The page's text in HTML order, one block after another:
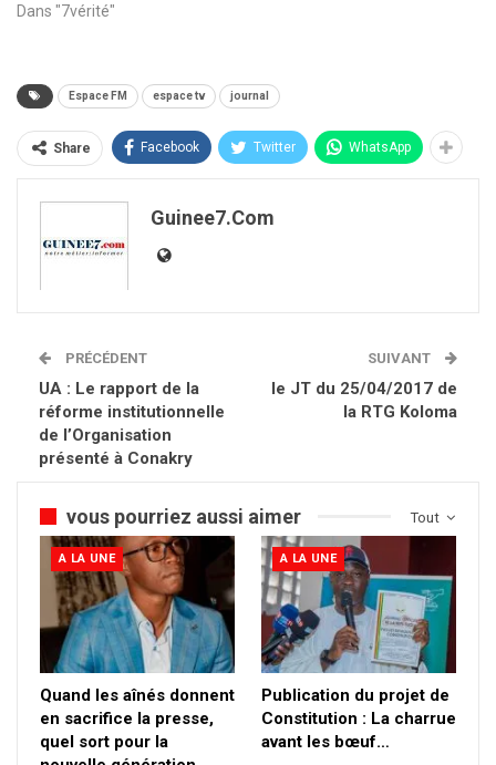
Dans "7vérité"
Espace FM espace tv journal
Share Facebook Twitter WhatsApp
Guinee7.com
PRÉCÉDENT
UA : Le rapport de la
réforme institutionnelle
de l’Organisation
présenté à Conakry
SUIVANT
le JT du 25/04/2017 de
la RTG Koloma
Tout
vous pourriez aussi aimer
A LA UNE
Quand les aînés donnent
en sacrifice la presse,
quel sort pour la
A LA UNE
Publication du projet de
Constitution : La charrue
avant les bœuf…